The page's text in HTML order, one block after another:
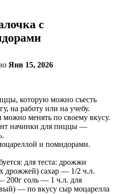
с
Янв 15, 2026
которую можно съесть
на работу или на учебу.
менять по своему вкусу.
начинки для пиццы —
для теста: дрожжи
дрожжей) сахар — 1/2 ч.л.
200г соль — 1 ч.л. для
— по вкусу сыр моцарелла